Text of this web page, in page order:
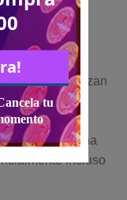
están
Francia y utilizan
el medio
450 tiene una
incluso